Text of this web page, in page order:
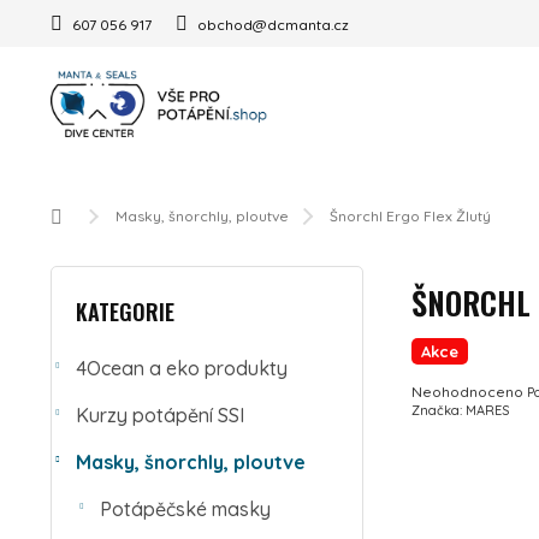
607 056 917 obchod@dcmanta.cz
Domů Masky, šnorchly, ploutve Šnorchl Ergo Flex Žlutý
POSTRANNÍ PANEL
KATEGORIE
4Ocean a eko produkty
Kurzy potápění SSI
Masky, šnorchly, ploutve
Potápěčské masky
Akce
Průměrné
Neohodnoceno
Značka: MARES